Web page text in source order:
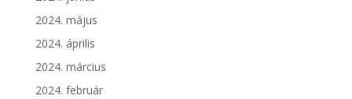
2024. május
2024. április
2024. március
2024. február